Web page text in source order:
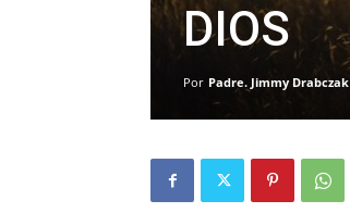
DIOS
Por Padre. Jimmy Drabczak